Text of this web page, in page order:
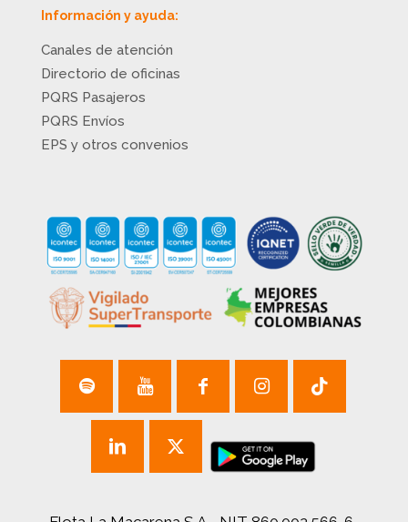
Información y ayuda:
Canales de atención
Directorio de oficinas
PQRS Pasajeros
PQRS Envíos
EPS y otros convenios